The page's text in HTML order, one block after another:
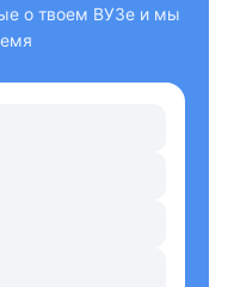
о твоем ВУЗе и мы